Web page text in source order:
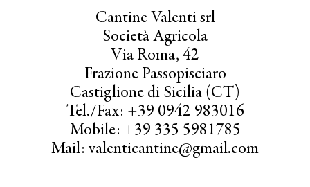
Cantine Valenti srl
Società Agricola
Via Roma, 42
Frazione Passopisciaro
Castiglione di Sicilia (CT)
Tel./Fax: +39 0942 983016
Mobile: +39 335 5981785
Mail: valenticantine@gmail.com